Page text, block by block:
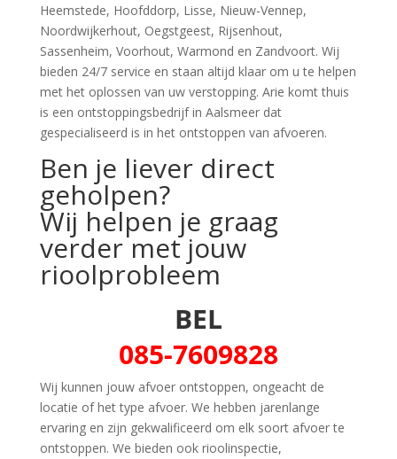
Heemstede, Hoofddorp, Lisse, Nieuw-Vennep,
Noordwijkerhout, Oegstgeest, Rijsenhout,
Sassenheim, Voorhout, Warmond en Zandvoort. Wij
bieden 24/7 service en staan altijd klaar om u te helpen
met het oplossen van uw verstopping. Arie komt thuis
is een ontstoppingsbedrijf in Aalsmeer dat
gespecialiseerd is in het ontstoppen van afvoeren.
Ben je liever direct
geholpen?
Wij helpen je graag
verder met jouw
rioolprobleem
BEL
085-7609828
Wij kunnen jouw afvoer ontstoppen, ongeacht de
locatie of het type afvoer. We hebben jarenlange
ervaring en zijn gekwalificeerd om elk soort afvoer te
ontstoppen. We bieden ook rioolinspectie,